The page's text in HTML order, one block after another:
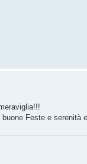
buone Feste e